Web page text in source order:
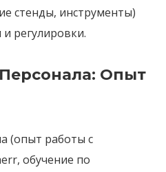
стенды, инструменты)
регулировки.
Опыт
(опыт работы с
обучение по